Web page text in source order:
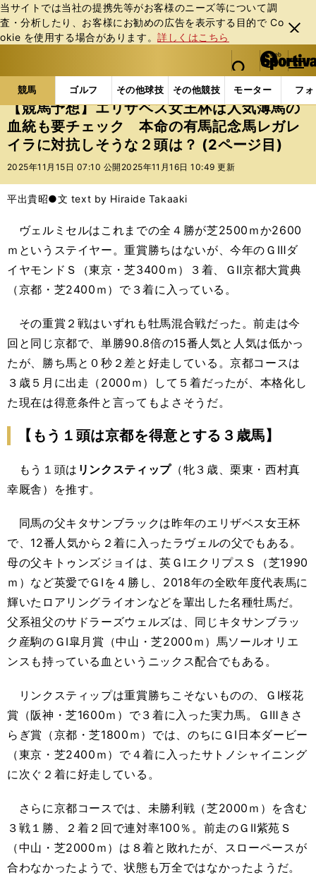
当サイトでは当社の提携先等がお客様のニーズ等について調
査・分析したり、お客様にお勧めの広告を表⽰する⽬的で Co
okie を使⽤する場合があります。詳しくはこちら
閉じ
る
web Sportiva (webスポルティーバ)
検索
マイペ
ー
ジ
メニュ
競馬 ゴルフ その他球技 その他競技 モーター フ
b
ス
ポ
ル
テ
ー
バ
競馬の記事一覧 競馬 【競馬予想】エリザベス女王
【競馬予想】エリザベス女王杯は人気薄馬の
血統も要チェック 本命の有馬記念馬レガレ
イラに対抗しそうな２頭は？ (2ページ目)
2025年11月15日 07:10 公開 2025年11月16日 10:49 更新
平出貴昭●文 text by Hiraide Takaaki
ヴェルミセルはこれまでの全４勝が芝2500ｍか2600
ｍというステイヤー。重賞勝ちはないが、今年のＧⅢダ
イヤモンドＳ（東京・芝3400ｍ）３着、ＧⅡ京都大賞典
（京都・芝2400ｍ）で３着に入っている。
その重賞２戦はいずれも牡馬混合戦だった。前走は今
回と同じ京都で、単勝90.8倍の15番人気と人気は低かっ
たが、勝ち馬と０秒２差と好走している。京都コースは
３歳５月に出走（2000ｍ）して５着だったが、本格化し
た現在は得意条件と言ってもよさそうだ。
【もう１頭は京都を得意とする３歳馬】
もう１頭は リンクスティップ（牝３歳、栗東・西村真
幸厩舎）を推す。
同馬の父キタサンブラックは昨年のエリザベス女王杯
で、12番人気から２着に入ったラヴェルの父でもある。
母の父キトゥンズジョイは、英ＧⅠエクリプスＳ（芝1990
ｍ）など英愛でＧⅠを４勝し、2018年の全欧年度代表馬に
輝いたロアリングライオンなどを輩出した名種牡馬だ。
父系祖父のサドラーズウェルズは、同じキタサンブラッ
ク産駒のＧⅠ皐月賞（中山・芝2000ｍ）馬ソールオリエ
ンスも持っている血というニックス配合でもある。
リンクスティップは重賞勝ちこそないものの、ＧⅠ桜花
賞（阪神・芝1600ｍ）で３着に入った実力馬。ＧⅢきさ
らぎ賞（京都・芝1800ｍ）では、のちにＧⅠ日本ダービー
（東京・芝2400ｍ）で４着に入ったサトノシャイニング
に次ぐ２着に好走している。
さらに京都コースでは、未勝利戦（芝2000ｍ）を含む
３戦１勝、２着２回で連対率100％。前走のＧⅡ紫苑Ｓ
（中山・芝2000ｍ）は８着と敗れたが、スローペースが
合わなかったようで、状態も万全ではなかったようだ。